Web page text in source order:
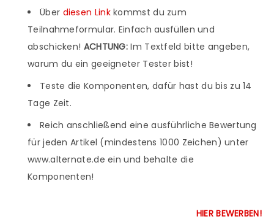
Über diesen Linkkommst du zum
Teilnahmeformular. Einfach ausfüllen und
abschicken! ACHTUNG: Im Textfeld bitte angeben,
warum du ein geeigneter Tester bist!
Teste die Komponenten, dafür hast du bis zu 14
Tage Zeit.
Reich anschließend eine ausführliche Bewertung
für jeden Artikel (mindestens 1000 Zeichen) unter
www.alternate.de ein und behalte die
Komponenten!
HIER BEWERBEN!